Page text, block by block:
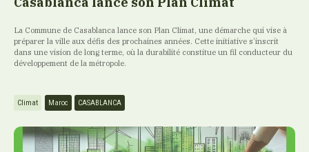
La Commune de Casablanca lance son Plan Climat, une démarche qui vise à
préparer la ville aux défis des prochaines années. Cette initiative s’inscrit
dans une vision de long terme, où la durabilité constitue un fil conducteur du
développement de la métropole.
Climat Maroc CASABLANCA